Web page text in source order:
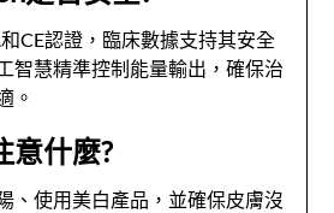
CE認證，臨床數據支持其安全
智慧精準控制能量輸出，確保治
。
意什麼?
、使用美白產品，並確保皮膚沒